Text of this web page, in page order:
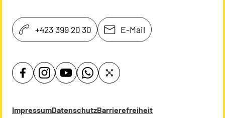
+423 399 20 30 E-Mail
ImpressumDatenschutzBarrierefreiheit